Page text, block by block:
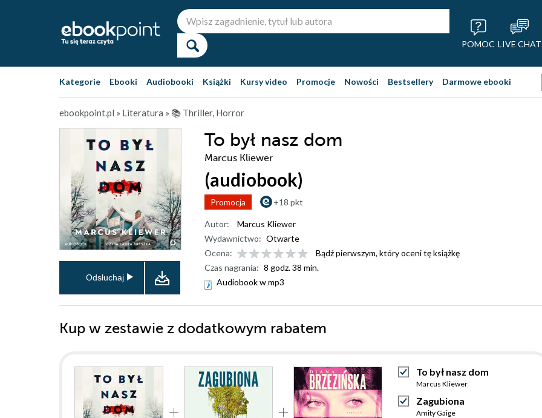
POMOC LIVE CHAT
Kategorie Ebooki Audiobooki Książki Kursy video Promocje Nowości Bestsellery Darmowe ebooki
ebookpoint.pl » Literatura » 📚 Thriller, Horror
To był nasz dom
Marcus Kliewer
(audiobook)
Promocja +18 pkt
Odsłuchaj
Autor:
Marcus Kliewer
Wydawnictwo: Otwarte
Ocena:
Bądź pierwszym, który oceni tę książkę
Czas nagrania: 8 godz. 38 min.
Audiobook w mp3
Kup w zestawie z dodatkowym rabatem
To był nasz dom
Marcus Kliewer
Zagubiona
Amity Gaige